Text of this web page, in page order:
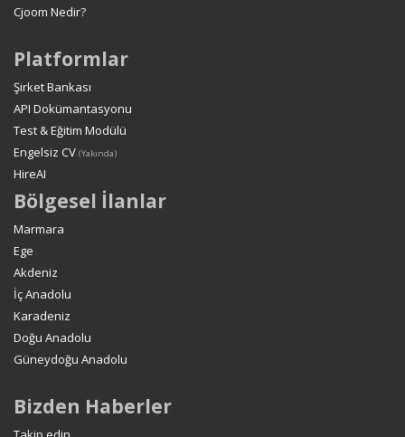
Cjoom Nedir?
Platformlar
Şirket Bankası
API Dokümantasyonu
Test & Eğitim Modülü
Engelsiz CV (Yakında)
HireAI
Bölgesel İlanlar
Marmara
Ege
Akdeniz
İç Anadolu
Karadeniz
Doğu Anadolu
Güneydoğu Anadolu
Bizden Haberler